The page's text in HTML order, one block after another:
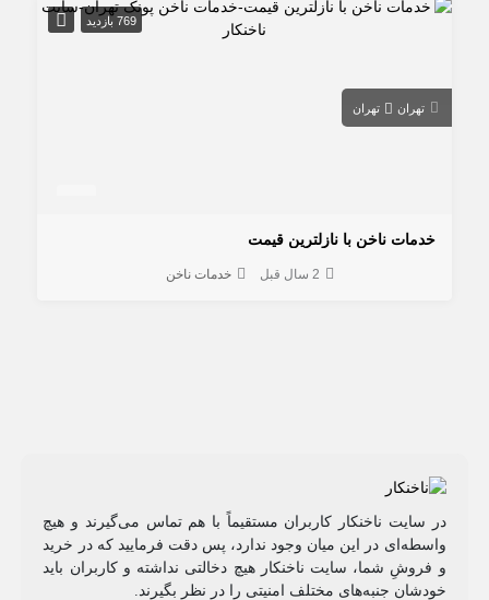
769 بازدید
تهران تهران
خدمات ناخن با نازلترین قیمت
2 سال قبل خدمات ناخن
در سایت ناخنکار کاربران مستقیماً با هم تماس می‌گیرند و هیچ
واسطه‌ای در این میان وجود ندارد، پس دقت فرمایید که در خرید
و فروشِ شما، سایت ناخنکار هیچ دخالتی نداشته و کاربران باید
خودشان جنبه‌های مختلف امنیتی را در نظر بگیرند.